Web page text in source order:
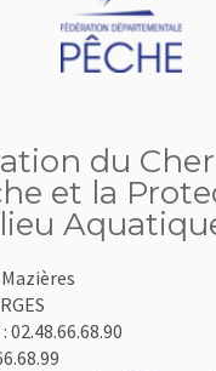
du
et la
02.48.66.68.90